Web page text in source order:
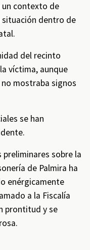
un contexto de
situación dentro de
del recinto
víctima, aunque
mostraba signos
se han
sobre la
de Palmira ha
enérgicamente
a la Fiscalía
prontitud y se